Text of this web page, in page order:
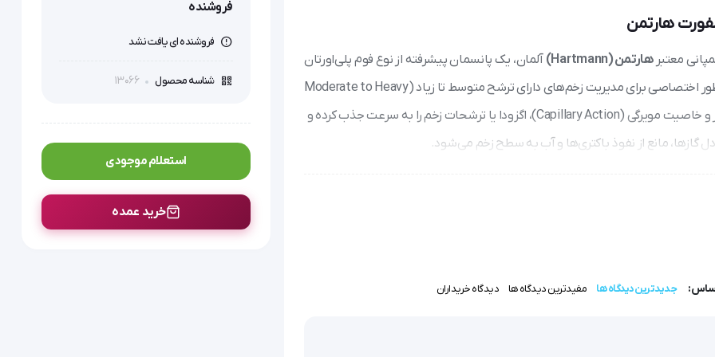
هارتمن
معتبر هارتمن (Hartmann)
آلمان، یک پانسمان پیشرفته از نوع فوم پلی‌اورتان
(Polyurethane Foam) با حاشیه چسبدار است. این محصول به‌طور اختصاصی برای مدیریت زخم‌های دارای ترشح متوسط تا زیاد (Moderate to Heavy
Exudate) طراحی شده است. ساختار منحصر‌به‌فرد فوم با منافذ باز و خاصیت مویرگی (Capillary Action)، اگزودا یا ترشحات زخم را به سرعت جذب کرده و
گازها، مانع از نفوذ باکتری‌ها و آب به سطح زخم می‌شود.
و از بازگشت رطوبت به بستر زخم جلوگیری می‌کند. این ویژگی ریسک لیچ‌افتادگی یا
جدیدترین دیدگاه ها مفیدترین دیدگاه ها دیدگاه خریداران
فروشنده
فروشنده ای یافت نشد
شناسه محصول 13066
استعلام موجودی
خرید عمده